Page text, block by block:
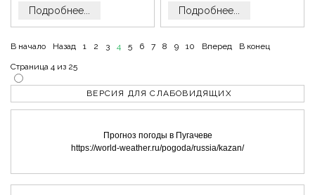
ВЕРСИЯ ДЛЯ СЛАБОВИДЯЩИХ
Прогноз погоды в Пугачеве
https://world-weather.ru/pogoda/russia/kazan/
Подробнее... Подробнее...
В начало Назад 1 2 3 4 5 6 7 8 9 10 Вперед В конец
Страница 4 из 25